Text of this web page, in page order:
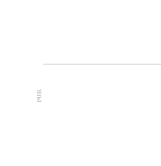
PUB.